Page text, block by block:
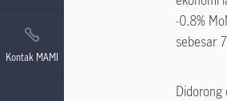
Kontak MAMI
-0.8%
sebesar
Didorong